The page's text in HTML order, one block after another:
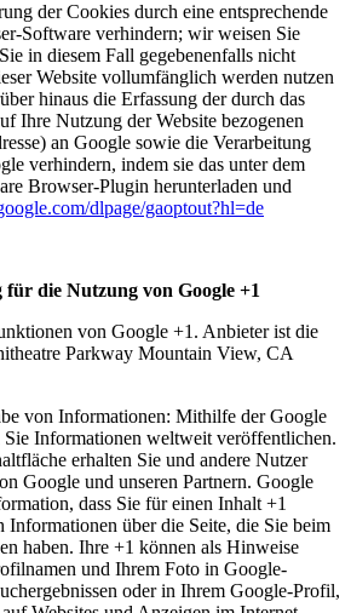
der Cookies durch eine entsprechende
Software verhindern; wir weisen Sie
in diesem Fall gegebenenfalls nicht
Website vollumfänglich werden nutzen
hinaus die Erfassung der durch das
Ihre Nutzung der Website bezogenen
an Google sowie die Verarbeitung
verhindern, indem sie das unter dem
Browser-Plugin herunterladen und
dlpage/gaoptout?hl=de
die Nutzung von Google +1
von Google +1. Anbieter ist die
Parkway Mountain View, CA
von Informationen: Mithilfe der Google
Informationen weltweit veröffentlichen.
erhalten Sie und andere Nutzer
Google und unseren Partnern. Google
dass Sie für einen Inhalt +1
Informationen über die Seite, die Sie beim
haben. Ihre +1 können als Hinweise
und Ihrem Foto in Google-
oder in Ihrem Google-Profil,